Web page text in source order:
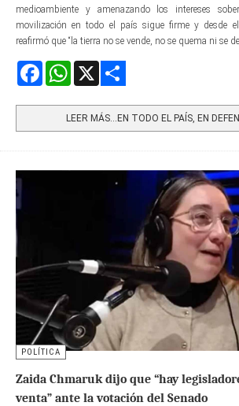
medioambiente y amenazando los intereses
movilización en todo el país sigue firme y desde
reafirmó que “la tierra no se vende, no se quema ni se
FacebookWhatsApp
LEER MÁS…EN TODO EL PAÍS, EN
POLÍTICA
Zaida Chmaruk dijo que “hay
venta” ante la votación del Senado